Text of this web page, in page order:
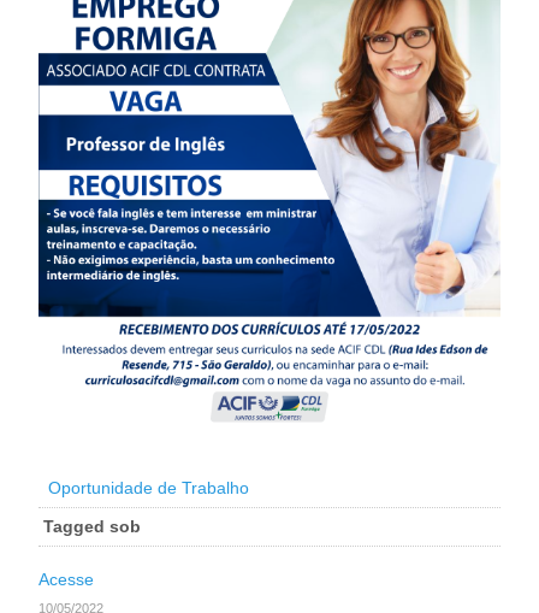
Oportunidade de Trabalho
Tagged sob
Acesse
10/05/2022